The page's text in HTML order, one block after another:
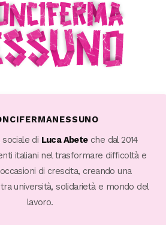
sociale di Luca Abeteche dal 2014
italiani nel trasformare difficoltà e
di crescita, creando una
università, solidarietà e mondo del
lavoro.